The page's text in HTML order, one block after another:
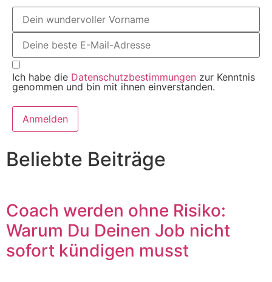
Ich habe die Datenschutzbestimmungen zur Kenntnis
genommen und bin mit ihnen einverstanden.
Anmelden
Beliebte Beiträge
Coach werden ohne Risiko:
Warum Du Deinen Job nicht
sofort kündigen musst